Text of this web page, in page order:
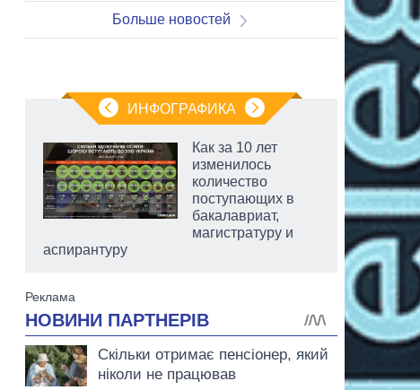
Больше новостей
ИНФОГРАФИКА
Как за 10 лет
изменилось
количество
поступающих в
бакалавриат,
магистратуру и
аспирантуру